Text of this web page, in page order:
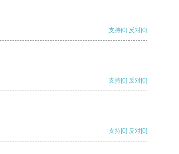
支持[0] 反对[0]
支持[0] 反对[0]
支持[0] 反对[0]